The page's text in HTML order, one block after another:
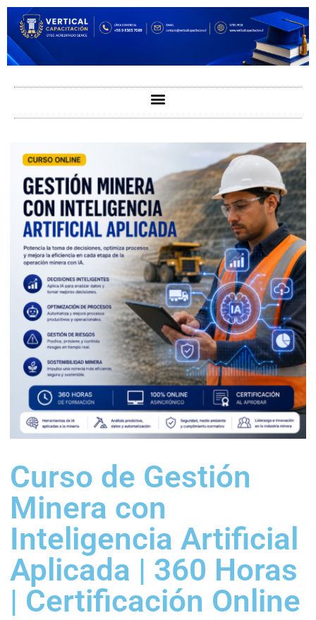
Curso de Gestión
Minera con
Inteligencia Artificial
Aplicada | 360 Horas
| Certificación Online